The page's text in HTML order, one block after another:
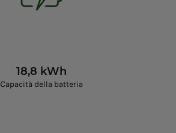
18,8 kWh
Capacità della batteria